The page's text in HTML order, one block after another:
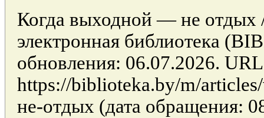
Когда выходной — не отдых
электронная библиотека
обновления: 06.07.2026.
https://biblioteka.by/m/
не-отдых (дата обращения: